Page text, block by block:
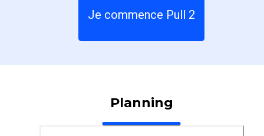
Je commence Pull 2
Planning